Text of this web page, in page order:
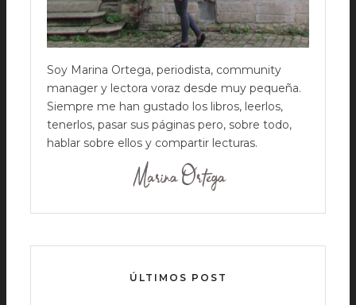
Soy Marina Ortega, periodista, community
manager y lectora voraz desde muy pequeña.
Siempre me han gustado los libros, leerlos,
tenerlos, pasar sus páginas pero, sobre todo,
hablar sobre ellos y compartir lecturas.
ÚLTIMOS POST